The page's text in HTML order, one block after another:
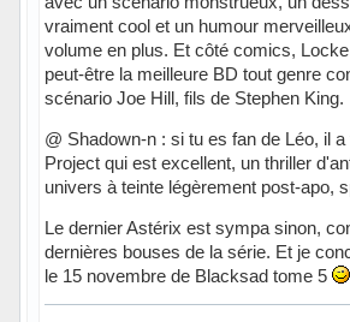
vraiment cool et un humour
volume en plus. Et côté comics,
peut-être la meilleure BD tout genre
scénario Joe Hill, fils de Stephen King.
@ Shadown-n : si tu es fan de Léo, il
Project qui est excellent, un thriller
univers à teinte légèrement post-apo,
Le dernier Astérix est sympa sinon,
dernières bouses de la série. Et je
le 15 novembre de Blacksad tome 5